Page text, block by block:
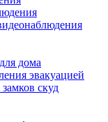
дома
эвакуацией
скуд